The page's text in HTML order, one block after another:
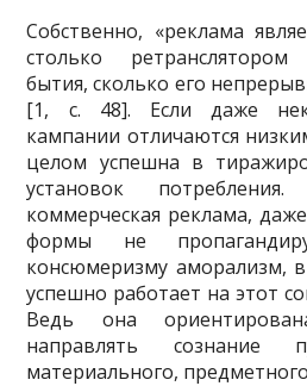
Собственно, «реклама
столько ретранслятором
бытия, сколько его
[1, с. 48]. Если даже
кампании отличаются
целом успешна в
установок
коммерческая реклама,
формы не
консюмеризму аморализм,
успешно работает на этот
Ведь она
направлять сознание
материального,